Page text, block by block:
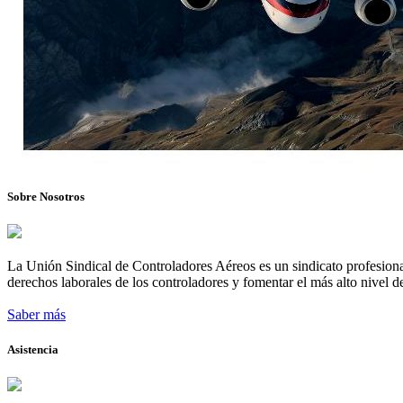
Sobre Nosotros
La Unión Sindical de Controladores Aéreos es un sindicato
derechos laborales de los controladores y fomentar el más alto nivel
Saber más
Asistencia